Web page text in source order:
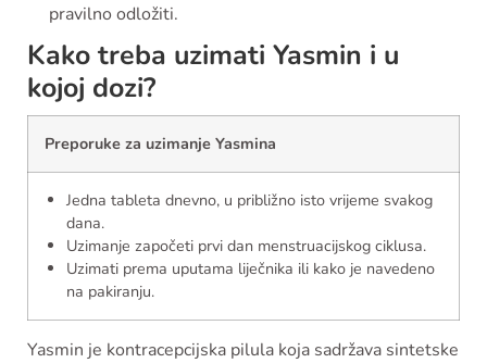
pravilno odložiti.
Kako treba uzimati Yasmin i u
kojoj dozi?
Preporuke za uzimanje Yasmina
Jedna tableta dnevno, u približno isto vrijeme svakog
dana.
Uzimanje započeti prvi dan menstruacijskog ciklusa.
Uzimati prema uputama liječnika ili kako je navedeno
na pakiranju.
Yasmin je kontracepcijska pilula koja sadržava sintetske